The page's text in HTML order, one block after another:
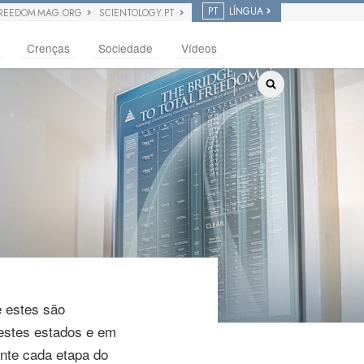
MAG.ORG SCIENTOLOGY.PT PT LÍNGUA
Crenças Sociedade Vídeos
estes são
estados e em
cada etapa do